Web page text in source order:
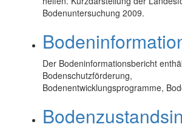
Bodenuntersuchung 2009.
Der Bodeninformationsbericht
Bodenschutzförderung,
Bodenentwicklungsprogramme,